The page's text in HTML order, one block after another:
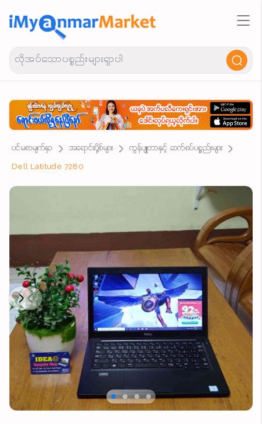
ပင်မစာမျက်နှာ အရောင်းပို့စ်များ
ကွန်ပျူတာနှင့် ဆက်စပ်ပစ္စည်းများ
Dell Latitude 7280
Previous
Next